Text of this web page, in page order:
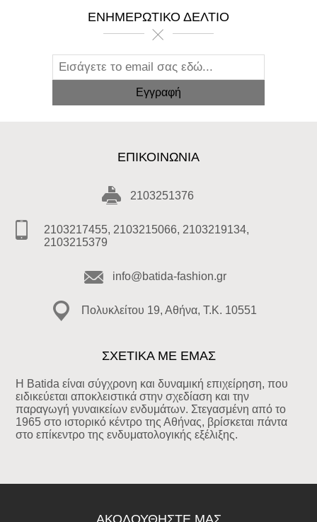
ΕΝΗΜΕΡΩΤΙΚΌ ΔΕΛΤΊΟ
ΕΠΙΚΟΙΝΩΝΊΑ
2103251376
2103217455, 2103215066, 2103219134,
2103215379
info@batida-fashion.gr
Πολυκλείτου 19, Αθήνα, T.K. 10551
ΣΧΕΤΙΚΑ ΜΕ ΕΜΑΣ
Η Batida είναι σύγχρονη και δυναμική επιχείρηση, που
ειδικεύεται αποκλειστικά στην σχεδίαση και την
παραγωγή γυναικείων ενδυμάτων. Στεγασμένη από το
1965 στο ιστορικό κέντρο της Αθήνας, βρίσκεται πάντα
στο επίκεντρο της ενδυματολογικής εξέλιξης.